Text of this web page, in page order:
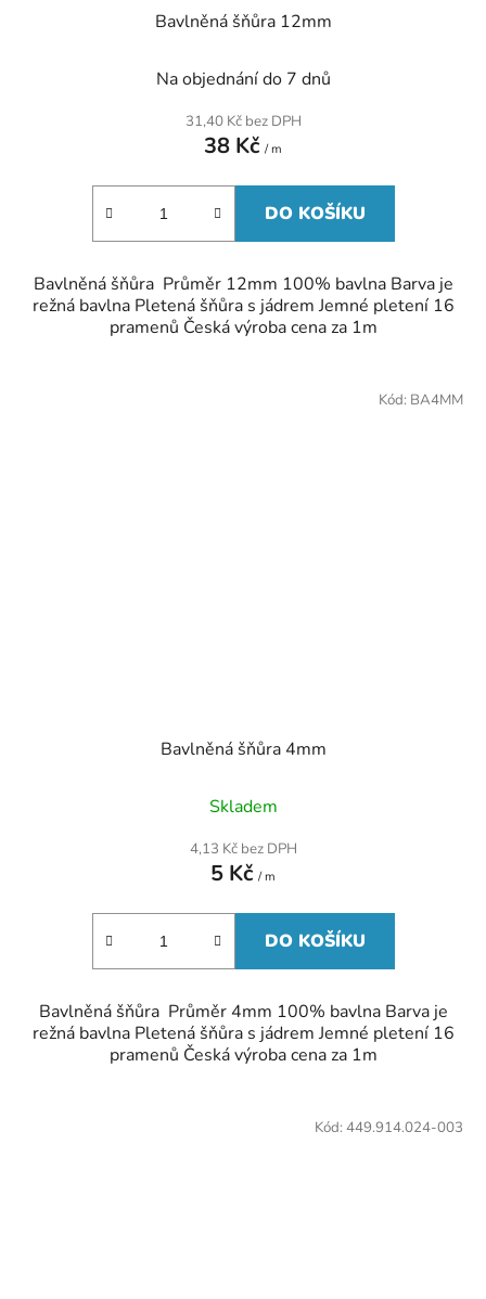
Bavlněná šňůra 12mm
Na objednání do 7 dnů
31,40 Kč bez DPH
38 Kč / m
DO KOŠÍKU
Bavlněná šňůra Průměr 12mm 100% bavlna Barva je
režná bavlna Pletená šňůra s jádrem Jemné pletení 16
pramenů Česká výroba cena za 1m
Bavlněná šňůra 4mm
Skladem
4,13 Kč bez DPH
5 Kč / m
DO KOŠÍKU
Bavlněná šňůra Průměr 4mm 100% bavlna Barva je
režná bavlna Pletená šňůra s jádrem Jemné pletení 16
pramenů Česká výroba cena za 1m
Kód: BA4MM
Kód: 449.914.024-003